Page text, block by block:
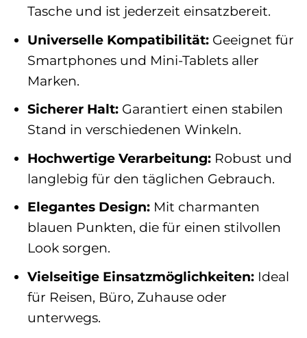
Tasche und ist jederzeit einsatzbereit.
Universelle Kompatibilität:Geeignet für
Smartphones und Mini-Tablets aller
Marken.
Sicherer Halt:Garantiert einen stabilen
Stand in verschiedenen Winkeln.
Hochwertige Verarbeitung:Robust und
langlebig für den täglichen Gebrauch.
Elegantes Design:Mit charmanten
blauen Punkten, die für einen stilvollen
Look sorgen.
Vielseitige Einsatzmöglichkeiten:Ideal
für Reisen, Büro, Zuhause oder
unterwegs.